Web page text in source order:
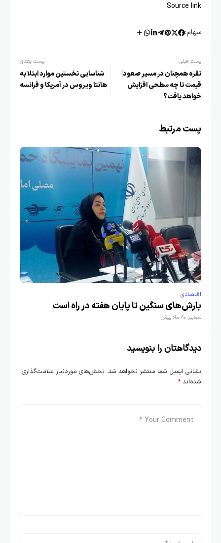
Source link
سهام:
پست قبلی
نقره همچنان در مسیر صعود|
قیمت تا چه سطحی افزایش
خواهد یافت؟
پست بعدی
شناسایی نخستین موارد ابتلا به
هانتا ویروس در آمریکا و فرانسه
پست مرتبط
اقتصادی
بارش‌های سنگین تا پایان هفته در راه است
سردبیر 8 ماه پیش
دیدگاهتان را بنویسید
نشانی ایمیل شما منتشر نخواهد شد. بخش‌های موردنیاز علامت‌گذاری
شده‌اند *